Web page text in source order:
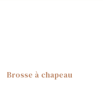
Brosse à chapeau